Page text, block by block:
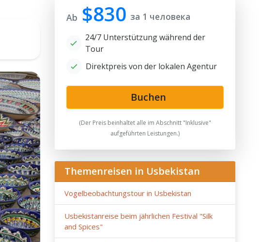
Ab $830 за 1 человека
24/7 Unterstützung während der
Tour
Direktpreis von der lokalen Agentur
Buchen
(Der Preis beinhaltet alle im Abschnitt "Inklusive"
aufgeführten Leistungen.)
Themenreisen in Usbekistan
Vogelbeobachtungstour in Usbekistan
Usbekistanreise beim jährlichen Festival "Silk
and Spices"